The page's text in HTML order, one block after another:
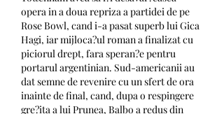
opera in a doua repriza a partidei de pe
Rose Bowl, cand i-a pasat superb lui Gica
Hagi, iar mijloca?ul roman a finalizat cu
piciorul drept, fara speran?e pentru
portarul argentinian. Sud-americanii au
dat semne de revenire cu un sfert de ora
inainte de final, cand, dupa o respingere
gre?ita a lui Prunea, Balbo a redus din